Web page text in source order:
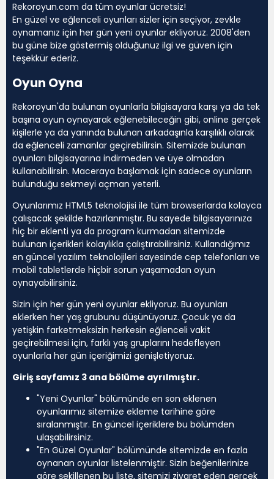
Rekoroyun.com da tüm oyunlar ücretsiz!
En güzel ve eğlenceli oyunları sizler için seçiyor, zevkle
oynamanız için her gün yeni oyunlar ekliyoruz. 2008'den
bu güne bize göstermiş olduğunuz ilgi ve güven için
teşekkür ederiz.
Oyun Oyna
Rekoroyun'da bulunan oyunlarla bilgisayara karşı ya da tek
başına oyun oynayarak eğlenebileceğin gibi, online gerçek
kişilerle ya da yanında bulunan arkadaşınla karşılıklı olarak
da eğlenceli zamanlar geçirebilirsin. Sitemizde bulunan
oyunları bilgisayarına indirmeden ve üye olmadan
kullanabilirsin. Maceraya başlamak için sadece oyunların
bulunduğu sekmeyi açman yeterli.
Oyunlarımız HTML5 teknolojisi ile tüm browserlarda kolayca
çalışacak şekilde hazırlanmıştır. Bu sayede bilgisayarınıza
hiç bir eklenti ya da program kurmadan sitemizde
bulunan içerikleri kolaylıkla çalıştırabilirsiniz. Kullandığımız
en güncel yazılım teknolojileri sayesinde cep telefonları ve
mobil tabletlerde hiçbir sorun yaşamadan oyun
oynayabilirsiniz.
Sizin için her gün yeni oyunlar ekliyoruz. Bu oyunları
eklerken her yaş grubunu düşünüyoruz. Çocuk ya da
yetişkin farketmeksizin herkesin eğlenceli vakit
geçirebilmesi için, farklı yaş gruplarını hedefleyen
oyunlarla her gün içeriğimizi genişletiyoruz.
Giriş sayfamız 3 ana bölüme ayrılmıştır.
"Yeni Oyunlar" bölümünde en son eklenen
oyunlarımız sitemize ekleme tarihine göre
sıralanmıştır. En güncel içeriklere bu bölümden
ulaşabilirsiniz.
"En Güzel Oyunlar" bölümünde sitemizde en fazla
oynanan oyunlar listelenmiştir. Sizin beğenilerinize
göre şekillenen bu liste, sitemizi ziyaret eden gerçek